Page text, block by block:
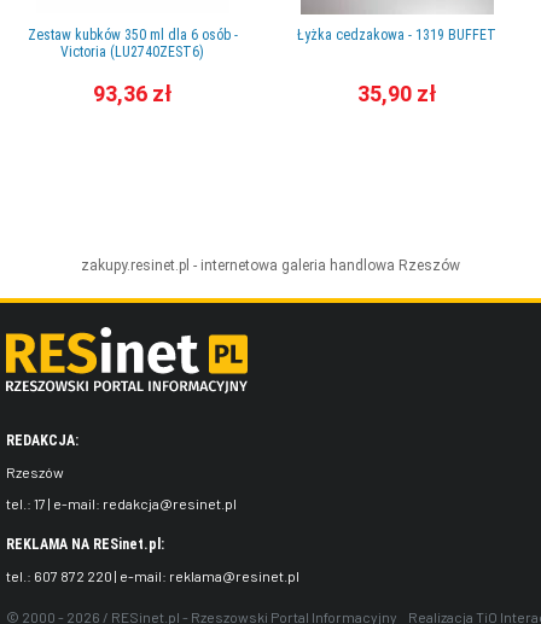
Zestaw kubków 350 ml dla 6 osób -
Victoria (LU2740ZEST6)
93,36 zł
Łyżka cedzakowa - 1319 BUFFET
35,90 zł
zakupy.resinet.pl - internetowa galeria handlowa Rzeszów
REDAKCJA:
Rzeszów
tel.: 17 | e-mail: redakcja@resinet.pl
REKLAMA NA RESinet.pl:
tel.: 607 872 220 | e-mail: reklama@resinet.pl
© 2000 - 2026 / RESinet.pl - Rzeszowski Portal Informacyjny Realizacja TiO